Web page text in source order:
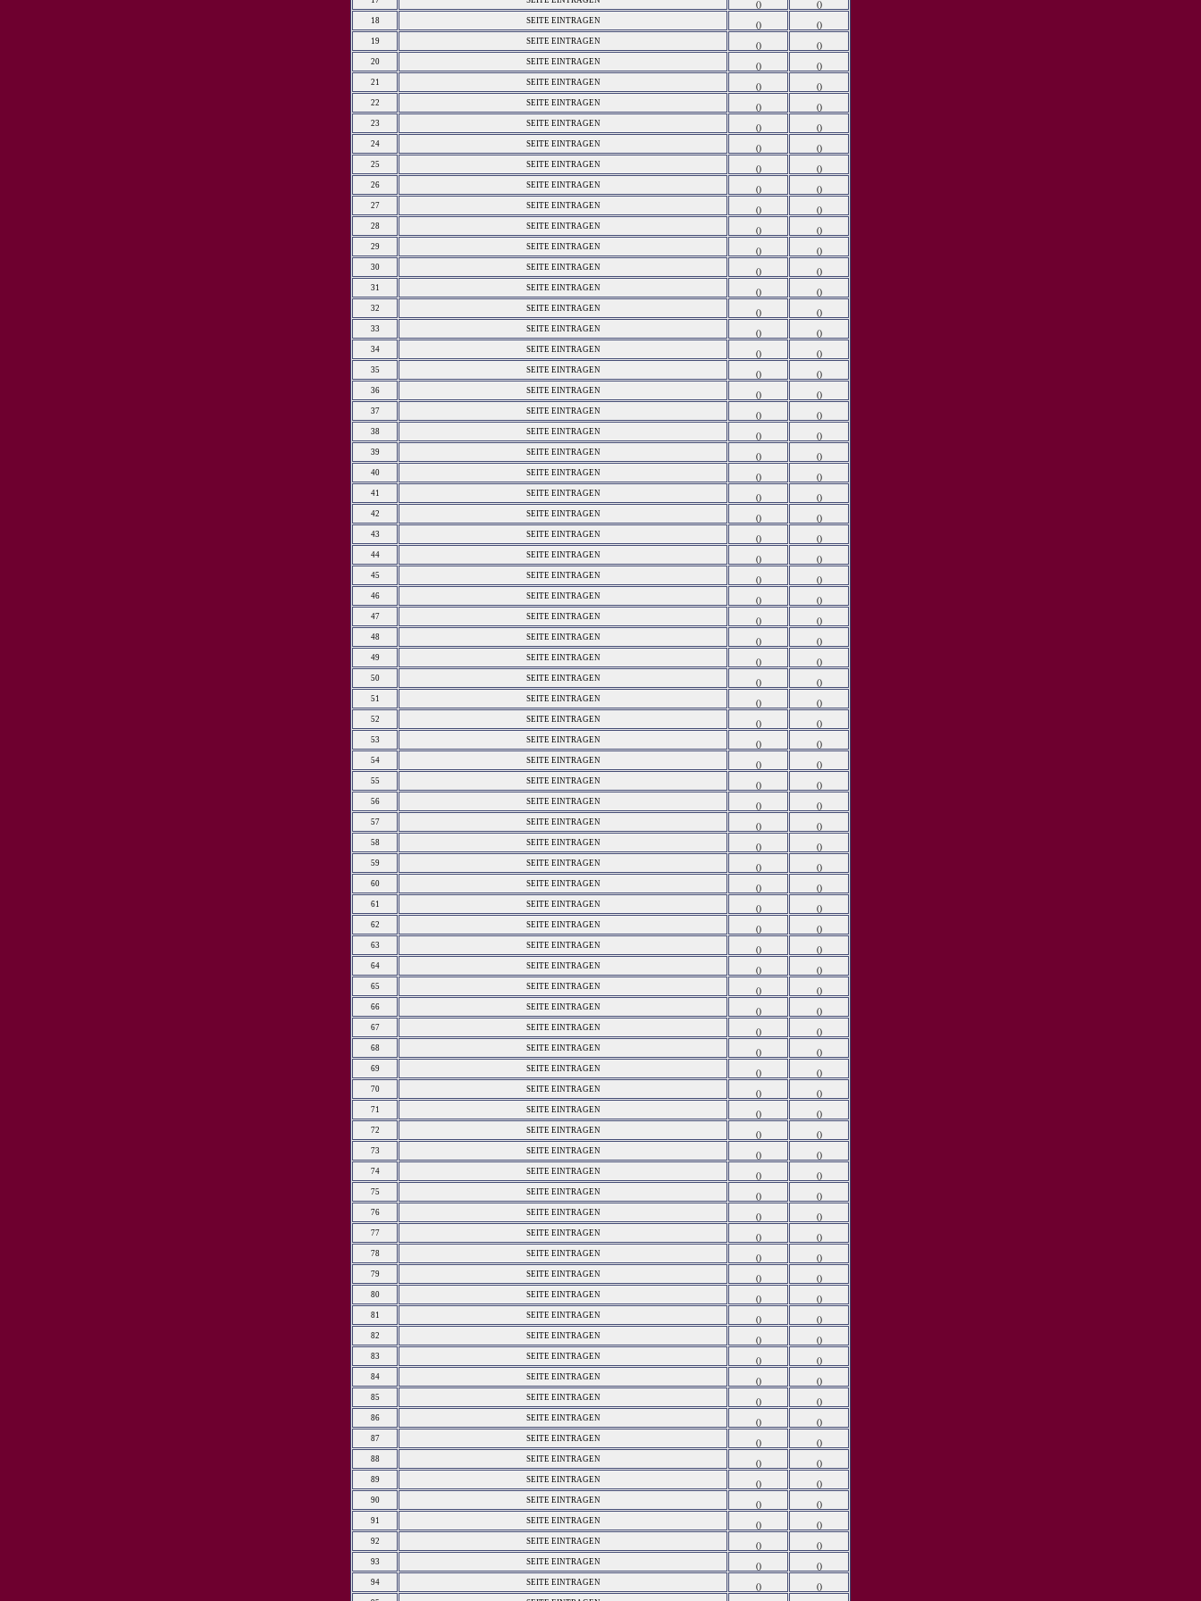
()
()
18
SEITE EINTRAGEN ()
()
19
SEITE EINTRAGEN ()
()
20
SEITE EINTRAGEN ()
()
21
SEITE EINTRAGEN ()
()
22
SEITE EINTRAGEN ()
()
23
SEITE EINTRAGEN ()
()
24
SEITE EINTRAGEN ()
()
25
SEITE EINTRAGEN ()
()
26
SEITE EINTRAGEN ()
()
27
SEITE EINTRAGEN ()
()
28
SEITE EINTRAGEN ()
()
29
SEITE EINTRAGEN ()
()
30
SEITE EINTRAGEN ()
()
31
SEITE EINTRAGEN ()
()
32
SEITE EINTRAGEN ()
()
33
SEITE EINTRAGEN ()
()
34
SEITE EINTRAGEN ()
()
35
SEITE EINTRAGEN ()
()
36
SEITE EINTRAGEN ()
()
37
SEITE EINTRAGEN ()
()
38
SEITE EINTRAGEN ()
()
39
SEITE EINTRAGEN ()
()
40
SEITE EINTRAGEN ()
()
41
SEITE EINTRAGEN ()
()
42
SEITE EINTRAGEN ()
()
43
SEITE EINTRAGEN ()
()
44
SEITE EINTRAGEN ()
()
45
SEITE EINTRAGEN ()
()
46
SEITE EINTRAGEN ()
()
47
SEITE EINTRAGEN ()
()
48
SEITE EINTRAGEN ()
()
49
SEITE EINTRAGEN ()
()
50
SEITE EINTRAGEN ()
()
51
SEITE EINTRAGEN ()
()
52
SEITE EINTRAGEN ()
()
53
SEITE EINTRAGEN ()
()
54
SEITE EINTRAGEN ()
()
55
SEITE EINTRAGEN ()
()
56
SEITE EINTRAGEN ()
()
57
SEITE EINTRAGEN ()
()
58
SEITE EINTRAGEN ()
()
59
SEITE EINTRAGEN ()
()
60
SEITE EINTRAGEN ()
()
61
SEITE EINTRAGEN ()
()
62
SEITE EINTRAGEN ()
()
63
SEITE EINTRAGEN ()
()
64
SEITE EINTRAGEN ()
()
65
SEITE EINTRAGEN ()
()
66
SEITE EINTRAGEN ()
()
67
SEITE EINTRAGEN ()
()
68
SEITE EINTRAGEN ()
()
69
SEITE EINTRAGEN ()
()
70
SEITE EINTRAGEN ()
()
71
SEITE EINTRAGEN ()
()
72
SEITE EINTRAGEN ()
()
73
SEITE EINTRAGEN ()
()
74
SEITE EINTRAGEN ()
()
75
SEITE EINTRAGEN ()
()
76
SEITE EINTRAGEN ()
()
77
SEITE EINTRAGEN ()
()
78
SEITE EINTRAGEN ()
()
79
SEITE EINTRAGEN ()
()
80
SEITE EINTRAGEN ()
()
81
SEITE EINTRAGEN ()
()
82
SEITE EINTRAGEN ()
()
83
SEITE EINTRAGEN ()
()
84
SEITE EINTRAGEN ()
()
85
SEITE EINTRAGEN ()
()
86
SEITE EINTRAGEN ()
()
87
SEITE EINTRAGEN ()
()
88
SEITE EINTRAGEN ()
()
89
SEITE EINTRAGEN ()
()
90
SEITE EINTRAGEN ()
()
91
SEITE EINTRAGEN ()
()
92
SEITE EINTRAGEN ()
()
93
SEITE EINTRAGEN ()
()
94
SEITE EINTRAGEN ()
()